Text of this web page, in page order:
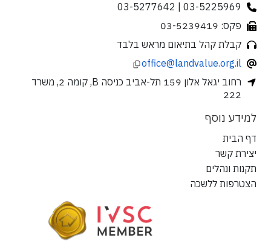
03-5225969 | 03-5277642
פקס: 03-5239419
קבלת קהל בתיאום מראש בלבד
office@landvalue.org.il
רחוב יגאל אלון 159 תל-אביב כניסה B, קומה 2, משרד
222
למידע נוסף
דף הבית
יצירת קשר
תקנות ונהלים
הצטרפות ללשכה